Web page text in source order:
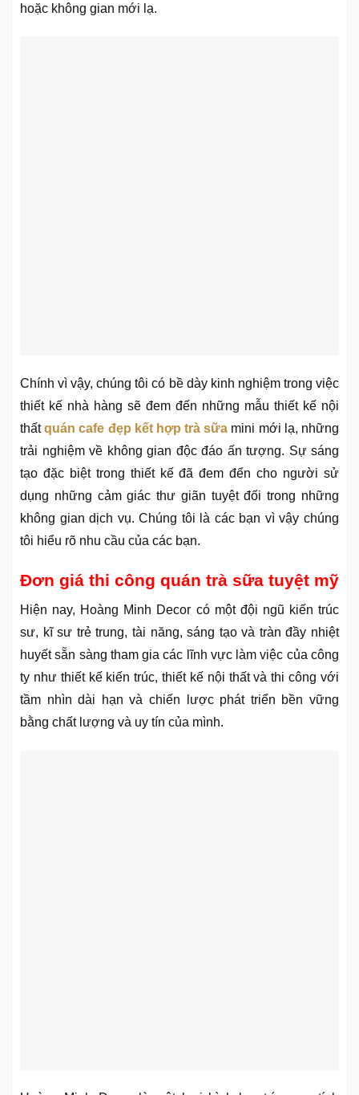
hoặc không gian mới lạ.
Chính vì vậy, chúng tôi có bề dày kinh nghiệm trong việc
thiết kế nhà hàng sẽ đem đến những mẫu thiết kế nội
thấtquán cafe đẹp kết hợp trà sữa mini mới lạ, những
trải nghiệm về không gian độc đáo ấn tượng. Sự sáng
tạo đặc biệt trong thiết kế đã đem đến cho người sử
dụng những cảm giác thư giãn tuyệt đối trong những
không gian dịch vụ. Chúng tôi là các bạn vì vậy chúng
tôi hiểu rõ nhu cầu của các bạn.
Đơn giá thi công quán trà sữa tuyệt mỹ
Hiện nay, Hoàng Minh Decor có một đội ngũ kiến trúc
sư, kĩ sư trẻ trung, tài năng, sáng tạo và tràn đầy nhiệt
huyết sẵn sàng tham gia các lĩnh vực làm việc của công
ty như thiết kế kiến trúc, thiết kế nội thất và thi công với
tầm nhìn dài hạn và chiến lược phát triển bền vững
bằng chất lượng và uy tín của mình.